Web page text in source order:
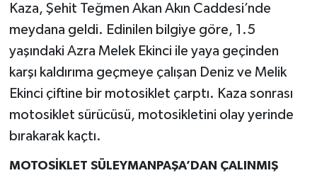
Kaza, Şehit Teğmen Akan Akın Caddesi’nde
meydana geldi. Edinilen bilgiye göre, 1.5
yaşındaki Azra Melek Ekinci ile yaya geçinden
karşı kaldırıma geçmeye çalışan Deniz ve Melik
Ekinci çiftine bir motosiklet çarptı. Kaza sonrası
motosiklet sürücüsü, motosikletini olay yerinde
bırakarak kaçtı.
MOTOSİKLET SÜLEYMANPAŞA’DAN ÇALINMIŞ